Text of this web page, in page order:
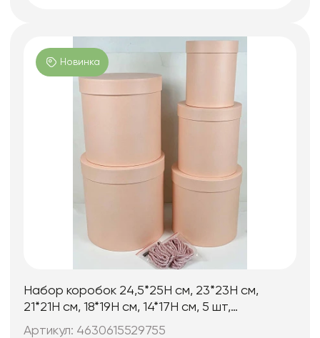
Новинка
Набор коробок 24,5*25H см, 23*23H см,
21*21H см, 18*19H см, 14*17H см, 5 шт,
св.розовый.
Артикул: 4630615529755